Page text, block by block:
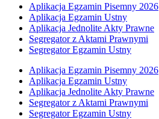
Aplikacja Egzamin Pisemny 2026
Aplikacja Egzamin Ustny
Aplikacja Jednolite Akty Prawne
Segregator z Aktami Prawnymi
Segregator Egzamin Ustny
Aplikacja Egzamin Pisemny 2026
Aplikacja Egzamin Ustny
Aplikacja Jednolite Akty Prawne
Segregator z Aktami Prawnymi
Segregator Egzamin Ustny